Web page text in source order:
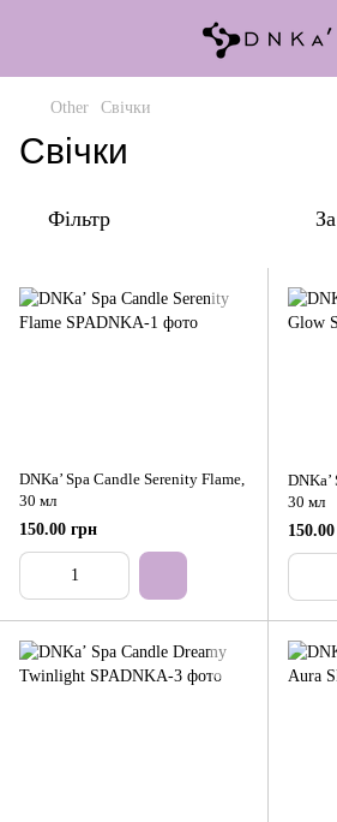
Other Свічки
Свічки
Фільтр
DNKa’ Spa Candle Serenity Flame,
30 мл
150.00 грн
30 мл